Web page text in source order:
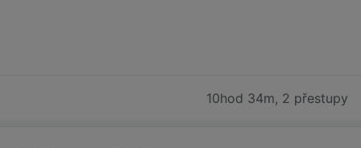
10hod 34m, 2 přestupy